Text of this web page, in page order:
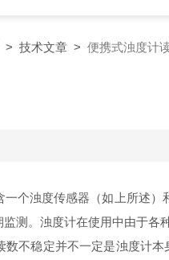
> 技术文章 > 便携式浊度计
个浊度传感器（如上所述）
测。浊度计在使用中由于各
不稳定并不一定是浊度计本